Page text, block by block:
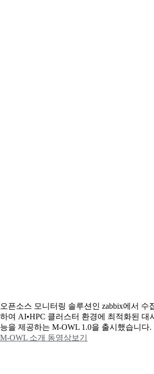
오픈소스 모니터링 솔루션인 zabbix에서 수
하여 AI•HPC 클러스터 환경에 최적화된 대
능을 제공하는 M-OWL 1.0을 출시했습니다.
M-OWL 소개 동영상보기